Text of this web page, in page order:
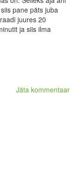
pane päts juba
juures 20
ja siis ilma
Jäta kommentaar